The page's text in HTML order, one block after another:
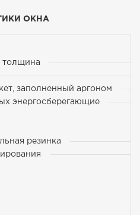
ОКНА
толщина
заполненный аргоном
энергосберегающие
резинка